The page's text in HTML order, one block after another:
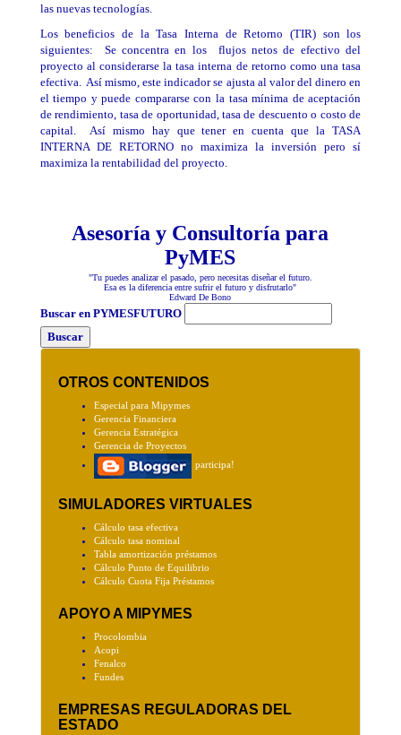
las nuevas tecnologías.
Los beneficios de la Tasa Interna de Retorno (TIR) son los
siguientes: Se concentra en los flujos netos de efectivo del
proyecto al considerarse la tasa interna de retorno como una tasa
efectiva. Así mismo, este indicador se ajusta al valor del dinero en
el tiempo y puede compararse con la tasa mínima de aceptación
de rendimiento, tasa de oportunidad, tasa de descuento o costo de
capital. Así mismo hay que tener en cuenta que la TASA
INTERNA DE RETORNO no maximiza la inversión pero sí
maximiza la rentabilidad del proyecto.
Asesoría y Consultoría para
PyMES
"Tu puedes analizar el pasado, pero necesitas diseñar el futuro.
Esa es la diferencia entre sufrir el futuro y disfrutarlo"
Edward De Bono
Buscar en PYMESFUTURO
OTROS CONTENIDOS
Especial para Mipymes
Gerencia Financiera
Gerencia Estratégica
Gerencia de Proyectos
participa!
SIMULADORES VIRTUALES
Cálculo tasa efectiva
Cálculo tasa nominal
Tabla amortización préstamos
Cálculo Punto de Equilibrio
Cálculo Cuota Fija Préstamos
APOYO A MIPYMES
Procolombia
Acopi
Fenalco
Fundes
EMPRESAS REGULADORAS DEL
ESTADO